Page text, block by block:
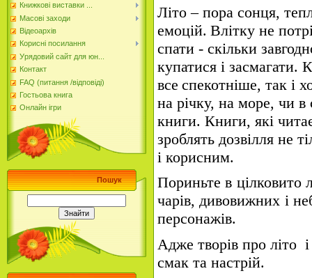
Книжкові виставки ...
Масові заходи
Відеоархів
Корисні посилання
Урядовий сайт для юн...
Контакт
FAQ (питання /відповіді)
Гостьова книга
Онлайн ігри
Пошук
Літо – пора сонця,
емоцій. Влітку не
спати - скільки
купатися і засмагати.
все спекотніше, так і
на річку, на море, чи в
книги. Книги, які
зроблять дозвілля не
і корисним.
Пориньте в цілковито
чарів, дивовижних і
персонажів.
Адже творів про літо
смак та настрій.